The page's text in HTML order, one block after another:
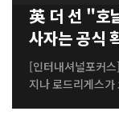
英 더 선 "호
사자는 공식
[인터내셔널포커
지나 로드리게스